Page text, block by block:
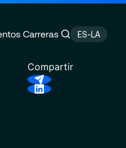
Carreras ES-LA
Compartir